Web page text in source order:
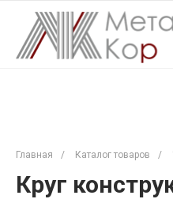
Главная / Каталог товаров /
Круг